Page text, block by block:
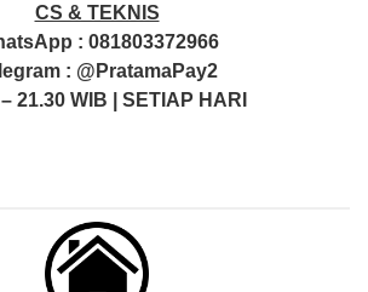
CS & TEKNIS
: 081803372966
: @PratamaPay2
21.30 WIB | SETIAP HARI